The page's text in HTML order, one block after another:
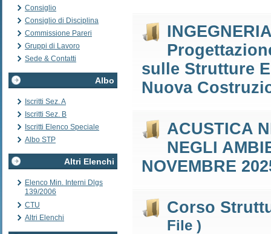
Consiglio
Consiglio di Disciplina
Commissione Pareri
Gruppi di Lavoro
Sede & Contatti
Albo
Iscritti Sez. A
Iscritti Sez. B
Iscritti Elenco Speciale
Albo STP
Altri Elenchi
Elenco Min. Interni Dlgs
139/2006
CTU
Altri Elenchi
sulle Strutture
Nuova
ACUSTICA
NEGLI
NOVEMBRE
Corso
File )